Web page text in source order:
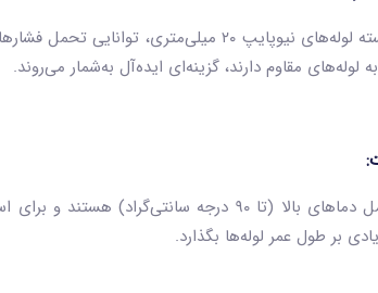
یکی از ویژگی‌های برجسته لوله‌های
لوله‌های مقاوم دارند، گزینه‌ای ایده‌آل به‌شمار می‌روند.
این لوله‌ها قادر به تحمل دماهای بالا (تا
بر طول عمر لوله‌ها بگذارد.